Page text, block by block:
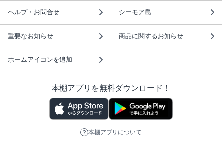
ヘルプ・お問合せ シーモア島
重要なお知らせ 商品に関するお知らせ
ホームアイコンを追加
本棚アプリを無料ダウンロード！
本棚アプリについて